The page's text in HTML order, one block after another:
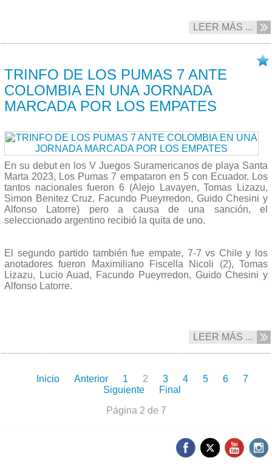
LEER MÁS ...
TRINFO DE LOS PUMAS 7 ANTE
COLOMBIA EN UNA JORNADA
MARCADA POR LOS EMPATES
En su debut en los V Juegos Suramericanos de playa Santa
Marta 2023, Los Pumas 7 empataron en 5 con Ecuador. Los
tantos nacionales fueron 6 (Alejo Lavayen, Tomas Lizazu,
Simon Benitez Cruz, Facundo Pueyrredon, Guido Chesini y
Alfonso Latorre) pero a causa de una sanción, el
seleccionado argentino recibió la quita de uno.
El segundo partido también fue empate, 7-7 vs Chile y los
anotadores fueron Maximiliano Fiscella Nicoli (2), Tomas
Lizazu, Lucio Auad, Facundo Pueyrredon, Guido Chesini y
Alfonso Latorre.
LEER MÁS ...
Inicio Anterior 1 2 3 4 5 6
7
Siguiente
Final
Página 2 de 7